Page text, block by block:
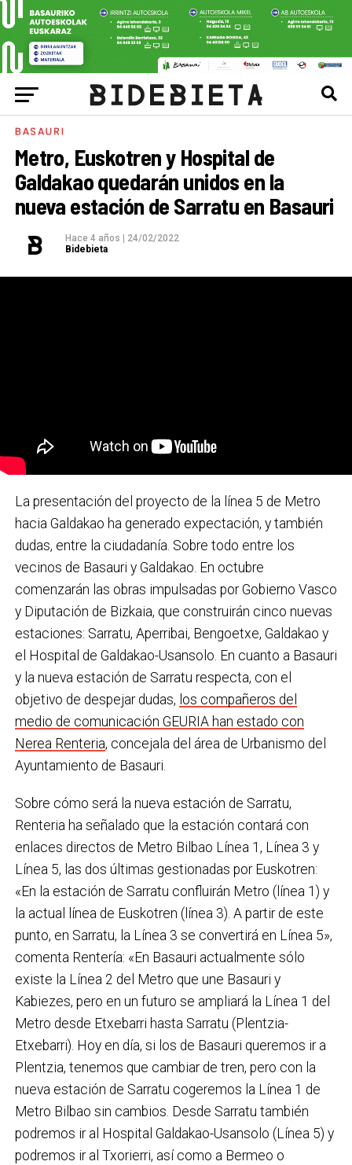
BASAURI
Metro, Euskotren y Hospital de
Galdakao quedarán unidos en la
nueva estación de Sarratu en Basauri
Hace 4 años
24/02/2022
Bidebieta
La presentación del proyecto de la línea 5 de Metro
hacia Galdakao ha generado expectación, y también
dudas, entre la ciudadanía. Sobre todo entre los
vecinos de Basauri y Galdakao. En octubre
comenzarán las obras impulsadas por Gobierno Vasco
y Diputación de Bizkaia, que construirán cinco nuevas
estaciones: Sarratu, Aperribai, Bengoetxe, Galdakao y
el Hospital de Galdakao-Usansolo. En cuanto a Basauri
y la nueva estación de Sarratu respecta, con el
objetivo de despejar dudas, los compañeros del
medio de comunicación GEURIA han estado con
Nerea Renteria, concejala del área de Urbanismo del
Ayuntamiento de Basauri.
Sobre cómo será la nueva estación de Sarratu,
Renteria ha señalado que la estación contará con
enlaces directos de Metro Bilbao Línea 1, Línea 3 y
Línea 5, las dos últimas gestionadas por Euskotren:
«En la estación de Sarratu confluirán Metro (línea 1) y
la actual línea de Euskotren (línea 3). A partir de este
punto, en Sarratu, la Línea 3 se convertirá en Línea 5»,
comenta Rentería: «En Basauri actualmente sólo
existe la Línea 2 del Metro que une Basauri y
Kabiezes, pero en un futuro se ampliará la Línea 1 del
Metro desde Etxebarri hasta Sarratu (Plentzia-
Etxebarri). Hoy en día, si los de Basauri queremos ir a
Plentzia, tenemos que cambiar de tren, pero con la
nueva estación de Sarratu cogeremos la Línea 1 de
Metro Bilbao sin cambios. Desde Sarratu también
podremos ir al Hospital Galdakao-Usansolo (Línea 5) y
podremos ir al Txorierri, así como a Bermeo o